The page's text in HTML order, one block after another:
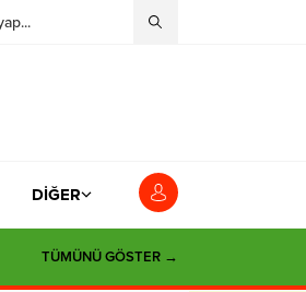
DİĞER
TÜMÜNÜ GÖSTER →